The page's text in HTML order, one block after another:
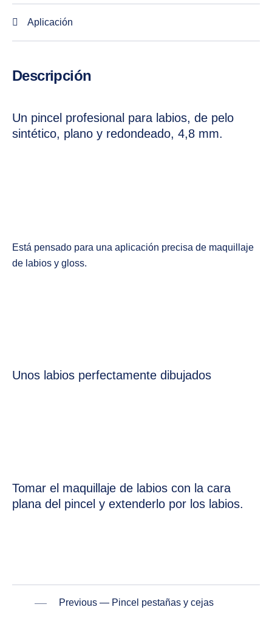
Aplicación
Descripción
Un pincel profesional para labios, de pelo
sintético, plano y redondeado, 4,8 mm.
Está pensado para una aplicación precisa de maquillaje
de labios y gloss.
Unos labios perfectamente dibujados
Tomar el maquillaje de labios con la cara
plana del pincel y extenderlo por los labios.
Previous — Pincel pestañas y cejas